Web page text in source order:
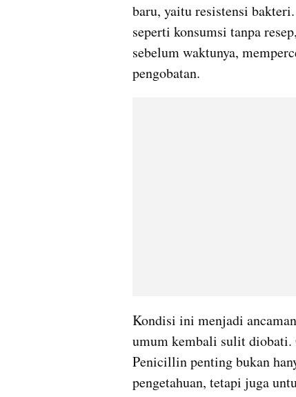
baru, yaitu resistensi
seperti konsumsi tanpa
sebelum waktunya,
pengobatan.
Kondisi ini menjadi
umum kembali sulit diobati.
Penicillin penting bukan
pengetahuan, tetapi juga